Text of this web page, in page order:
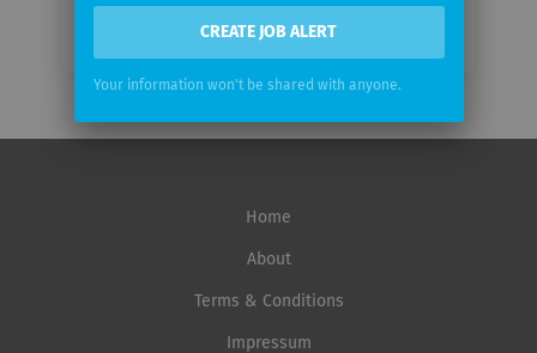
Home
About
Terms & Conditions
Impressum
CREATE JOB ALERT
Your information won't be shared with anyone.